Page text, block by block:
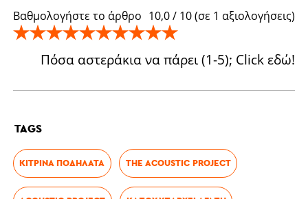
TAGS
ΚΊΤΡΙΝΑ ΠΟΔΉΛΑΤΑ THE ACOUSTIC PROJECT
Βαθμολογήστε το άρθρο 10,0/ 10(σε 1 αξιολογήσεις)
Πόσα αστεράκια να πάρει (1-5); Click εδώ!